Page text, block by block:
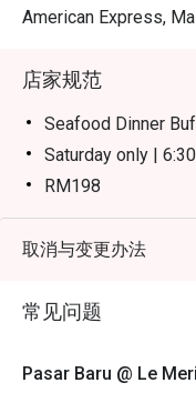
American Express,
店家规范
Seafood Dinner
Saturday only |
RM198
Weekend Dinner
Sunday only |
Notes:
above) enjoy a
取消与变更办法
常见问题
Pasar Baru @ Le